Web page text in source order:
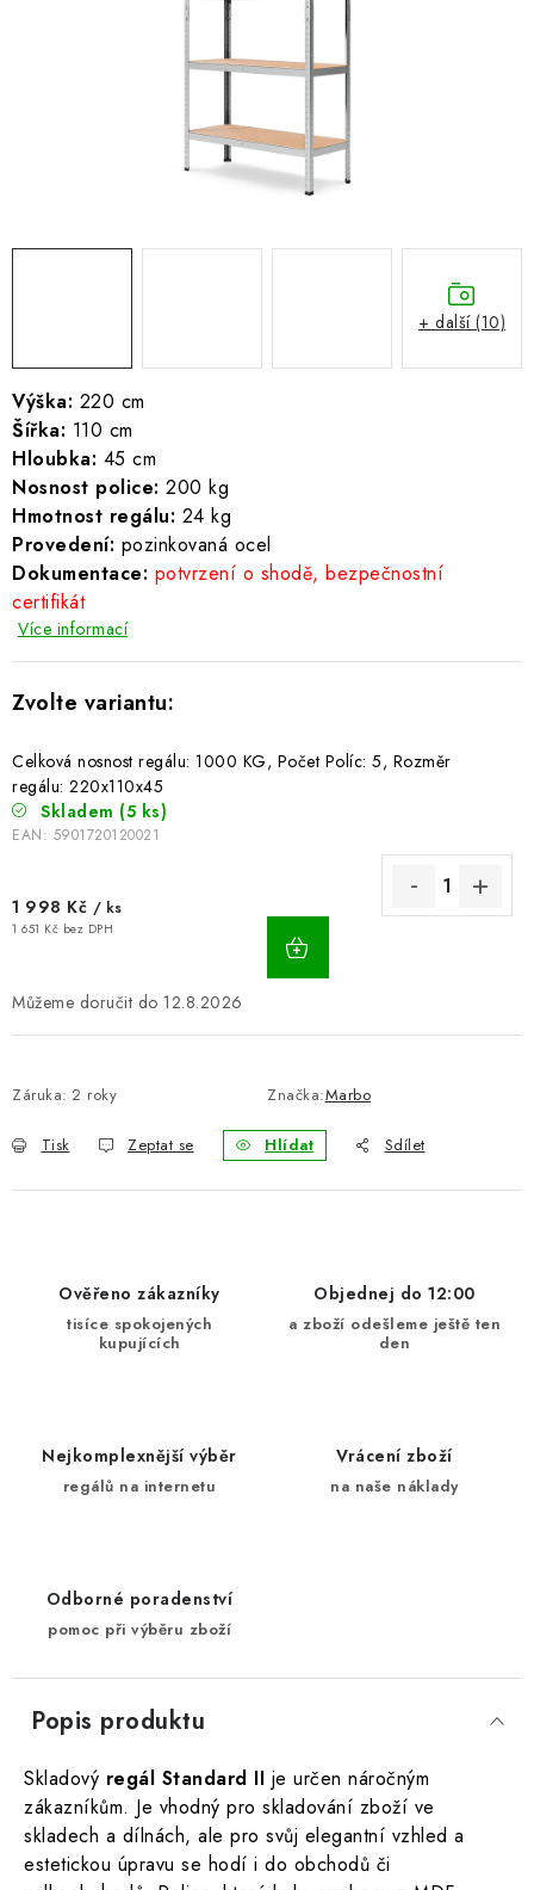
PARKOVACÍ BLOKÁDY
HODNOCENÍ OBCHODU
B2B - VELKOOBCHOD
NAPIŠTE NÁM
KONTAKTY
BLOG
Kontakty Hodnocení obchodu
Odstoupení od kupní smlouvy
Často kladené dotazy
Obchodní a dodací podmínky
Výška: 220 cm
Šířka: 110 cm
Hloubka: 45 cm
Nosnost police: 200 kg
Hmotnost regálu: 24 kg
Provedení: pozinkovaná ocel
Dokumentace: potvrzení o shodě, bezpečnostní
certifikát
Více informací
Celková nosnost regálu: 1000 KG, Počet Políc: 5, Rozměr
regálu: 220x110x45
Skladem (5 ks)
EAN: 5901720120021
1 998 Kč / ks
1 651 Kč bez DPH
12.8.2026
Záruka: 2 roky Značka:Marbo
Tisk Zeptat se Hlídat Sdílet
+ další (10)
Ověřeno zákazníky
tisíce spokojených
kupujících
Objednej do 12:00
a zboží odešleme ještě ten
den
Nejkomplexnější výběr
regálů na internetu
Vrácení zboží
na naše náklady
Odborné poradenství
pomoc při výběru zboží
Popis produktu
Skladový regál Standard II je určen náročným
zákazníkům. Je vhodný pro skladování zboží ve
skladech a dílnách, ale pro svůj elegantní vzhled a
estetickou úpravu se hodí i do obchodů či